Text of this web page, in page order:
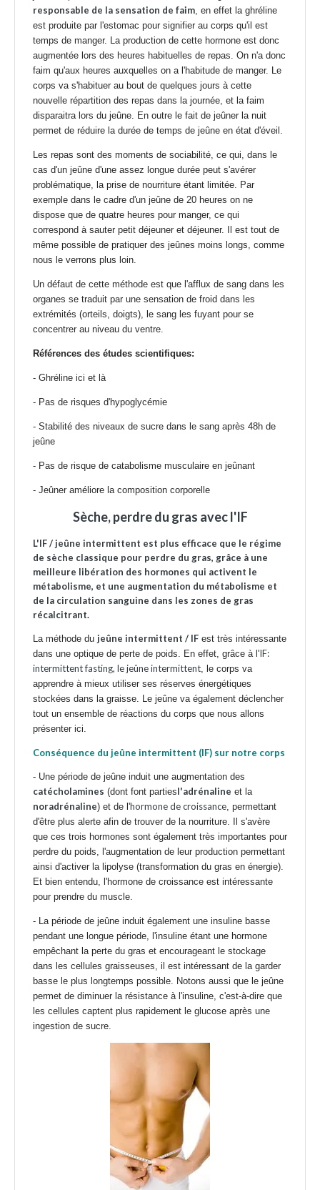
responsable de la sensation de faim, en effet la ghréline
est produite par l'estomac pour signifier au corps qu'il est
temps de manger. La production de cette hormone est donc
augmentée lors des heures habituelles de repas. On n'a donc
faim qu'aux heures auxquelles on a l'habitude de manger. Le
corps va s'habituer au bout de quelques jours à cette
nouvelle répartition des repas dans la journée, et la faim
disparaitra lors du jeûne. En outre le fait de jeûner la nuit
permet de réduire la durée de temps de jeûne en état d'éveil.
Les repas sont des moments de sociabilité, ce qui, dans le
cas d'un jeûne d'une assez longue durée peut s'avérer
problématique, la prise de nourriture étant limitée. Par
exemple dans le cadre d'un jeûne de 20 heures on ne
dispose que de quatre heures pour manger, ce qui
correspond à sauter petit déjeuner et déjeuner. Il est tout de
même possible de pratiquer des jeûnes moins longs, comme
nous le verrons plus loin.
Un défaut de cette méthode est que l'afflux de sang dans les
organes se traduit par une sensation de froid dans les
extrémités (orteils, doigts), le sang les fuyant pour se
concentrer au niveau du ventre.
Références des études scientifiques:
- Ghréline ici et là
- Pas de risques d'hypoglycémie
- Stabilité des niveaux de sucre dans le sang après 48h de
jeûne
- Pas de risque de catabolisme musculaire en jeûnant
- Jeûner améliore la composition corporelle
Sèche, perdre du gras avec l'IF
L'IF / jeûne intermittent est plus efficace que le régime
de sèche classique pour perdre du gras, grâce à une
meilleure libération des hormones qui activent le
métabolisme, et une augmentation du métabolisme et
de la circulation sanguine dans les zones de gras
récalcitrant.
La méthode du jeûne intermittent / IF est très intéressante
dans une optique de perte de poids. En effet, grâce à l'IF:
intermittent fasting, le jeûne intermittent, le corps va
apprendre à mieux utiliser ses réserves énergétiques
stockées dans la graisse. Le jeûne va également déclencher
tout un ensemble de réactions du corps que nous allons
présenter ici.
Conséquence du jeûne intermittent (IF) sur notre corps
- Une période de jeûne induit une augmentation des
catécholamines (dont font partiesl'adrénaline et la
noradrénaline) et de l'hormone de croissance, permettant
d'être plus alerte afin de trouver de la nourriture. Il s'avère
que ces trois hormones sont également très importantes pour
perdre du poids, l'augmentation de leur production permettant
ainsi d'activer la lipolyse (transformation du gras en énergie).
Et bien entendu, l'hormone de croissance est intéressante
pour prendre du muscle.
- La période de jeûne induit également une insuline basse
pendant une longue période, l'insuline étant une hormone
empêchant la perte du gras et encourageant le stockage
dans les cellules graisseuses, il est intéressant de la garder
basse le plus longtemps possible. Notons aussi que le jeûne
permet de diminuer la résistance à l'insuline, c'est-à-dire que
les cellules captent plus rapidement le glucose après une
ingestion de sucre.